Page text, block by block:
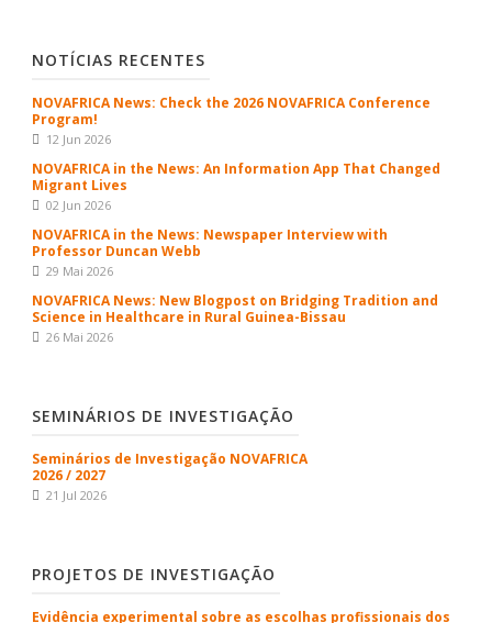
NOTÍCIAS RECENTES
NOVAFRICA News: Check the 2026 NOVAFRICA Conference
Program!
12 Jun 2026
NOVAFRICA in the News: An Information App That Changed
Migrant Lives
02 Jun 2026
NOVAFRICA in the News: Newspaper Interview with
Professor Duncan Webb
29 Mai 2026
NOVAFRICA News: New Blogpost on Bridging Tradition and
Science in Healthcare in Rural Guinea-Bissau
26 Mai 2026
SEMINÁRIOS DE INVESTIGAÇÃO
Seminários de Investigação NOVAFRICA
2026 / 2027
21 Jul 2026
PROJETOS DE INVESTIGAÇÃO
Evidência experimental sobre as escolhas profissionais dos